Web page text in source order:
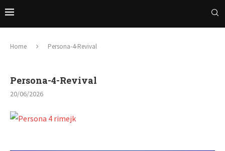
Home Persona-4-Revival
Persona-4-Revival
20/06/2026